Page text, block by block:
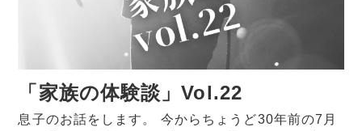
「家族の体験談」Vol.22
息子のお話をします。 今からちょうど30年前の7月